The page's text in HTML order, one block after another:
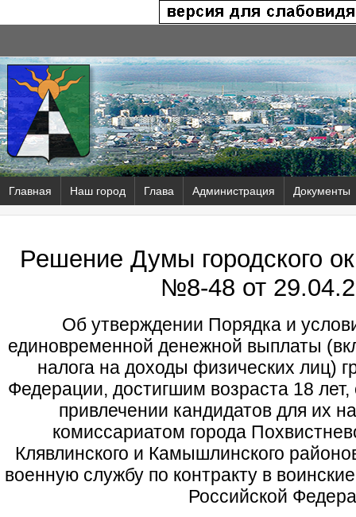
Главная Наш город Глава Администрация Документы
Решение Думы городского
№8-48 от
Об утверждении Порядка и
единовременной денежной выплаты
налога на доходы физических лиц)
Федерации, достигшим возраста 18
привлечении кандидатов для их
комиссариатом города
Клявлинского и Камышлинского
военную службу по контракту в
Российской